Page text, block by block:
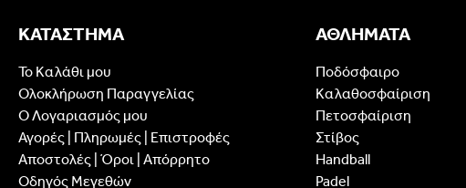
ΚΑΤΑΣΤΗΜΑ
Το Καλάθι μου
Ολοκλήρωση Παραγγελίας
Ο Λογαριασμός μου
Αγορές | Πληρωμές | Επιστροφές
Αποστολές | Όροι | Απόρρητο
Οδηγός Μεγεθών
ΑΘΛΗΜΑΤΑ
Ποδόσφαιρο
Καλαθοσφαίριση
Πετοσφαίριση
Στίβος
Handball
Padel